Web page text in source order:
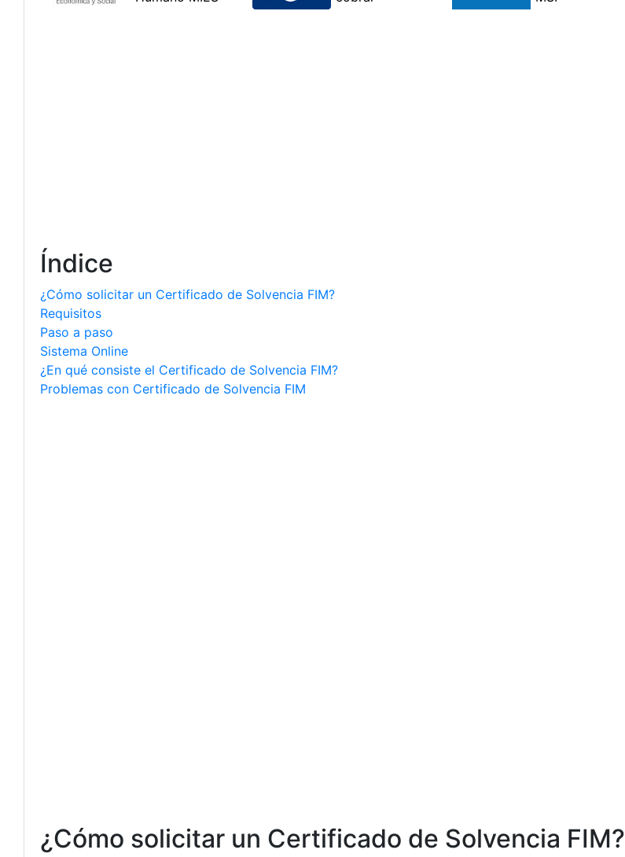
Índice
¿Cómo solicitar un Certificado de Solvencia FIM?
Requisitos
Paso a paso
Sistema Online
¿En qué consiste el Certificado de Solvencia FIM?
Problemas con Certificado de Solvencia FIM
¿Cómo solicitar un Certificado de Solvencia FIM?